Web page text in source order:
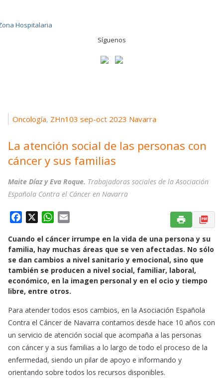
Síguenos
Oncología, ZHn103 sep-oct 2023 Navarra
La atención social de las personas con
cáncer y sus familias
Maite Díaz y Eva Roque. Trabajadoras sociales de la Asociación
Española Contra el Cáncer en Navarra
c
e
b
o
o
W
a
t
s
A
p
a
i
l
Cuando el cáncer irrumpe en la vida de una persona y su
familia, hay muchas áreas que se ven afectadas. No sólo
se dan cambios a nivel sanitario y emocional, sino que
también se producen a nivel social, familiar, laboral,
económico, en la imagen personal y en el ocio y tiempo
libre, entre otros.
Para atender todos esos cambios, en la Asociación Española
Contra el Cáncer de Navarra contamos desde hace 10 años con
un servicio de atención social que acompaña a las personas
con cáncer y a sus familias a lo largo de todo el proceso de la
enfermedad, siendo un pilar de apoyo e informando y
orientando sobre todos los recursos disponibles.